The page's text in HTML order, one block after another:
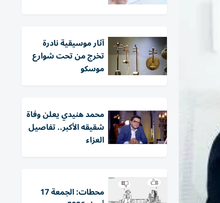
آثار موسيقية نادرة
تخرج من تحت شوارع
موسكو
محمد هنيدي يعلن وفاة
شقيقه الأكبر.. تفاصيل
العزاء
محطات: الجمعة 17